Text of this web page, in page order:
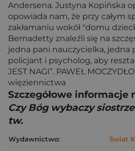
Andersena. Justyna Kopińska
opowiada nam, że przy całym
zakłamaniu wokół "domu
Bernadetty znaleźli się na
jedna pani nauczycielka, jedna
policjant i psycholog, aby reszta
JEST NAGI”. PAWEŁ
więziennictwa
Szczegółowe informacje
Czy Bóg wybaczy
tw.
Wydawnictwo: Świat